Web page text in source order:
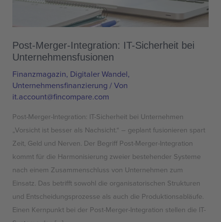
Post-Merger-Integration: IT-Sicherheit bei
Unternehmensfusionen
Finanzmagazin, Digitaler Wandel,
Unternehmensfinanzierung / Von
it.account@fincompare.com
Post-Merger-Integration: IT-Sicherheit bei Unternehmen
„Vorsicht ist besser als Nachsicht.“ – geplant fusionieren spart
Zeit, Geld und Nerven. Der Begriff Post-Merger-Integration
kommt für die Harmonisierung zweier bestehender Systeme
nach einem Zusammenschluss von Unternehmen zum
Einsatz. Das betrifft sowohl die organisatorischen Strukturen
und Entscheidungsprozesse als auch die Produktionsabläufe.
Einen Kernpunkt bei der Post-Merger-Integration stellen die IT-
Sicherheit